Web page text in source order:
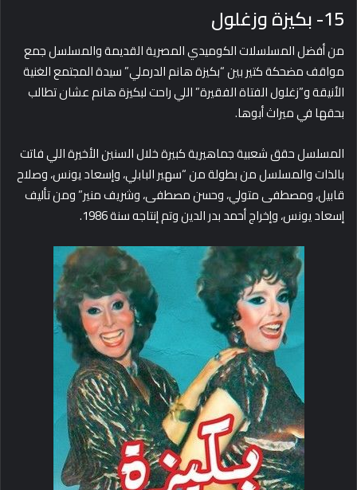
15- بكيزة وزغلول
من أفضل المسلسلات الكوميدي المصرية القديمة والمسلسل جمع
مواقف مضحكة كتير بين “بكيزة هانم الدرملي” سيدة المجتمع الغنية
الأنيقة و”زغلول الفتاة الفقيرة” اللي راحت لبكيزة هانم عشان تطالب
بحقها في ميراث أبوها.
المسلسل حقق شعبية جماهيرية كبيرة خلال السنين الأخيرة اللي فاتت
بالذات والمسلسل من بطولة من “سهير البابلي، وإسعاد يونس، وصلاح
قابيل، ومصطفى متولي، وحسن مصطفى، وشريف منير” ومن تأليف
إسعاد يونس، وإخراج أحمد بدر الدين وتم إنتاجه سنة 1986.